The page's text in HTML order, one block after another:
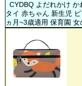
CYDBQ よだれかけ
タイ 赤ちゃん 新生児
ヵ月~3歳適用 保育園